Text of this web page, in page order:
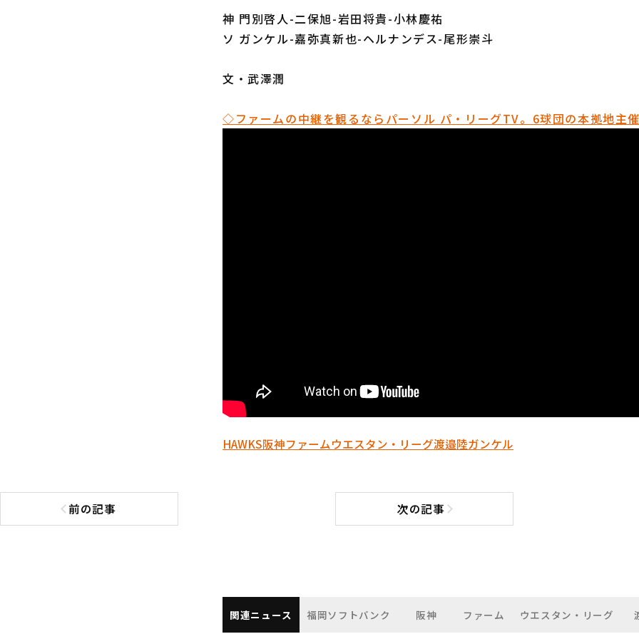
神 門別啓人-二保旭-岩田将貴-小林慶祐
ソ ガンケル-嘉弥真新也-ヘルナンデス-尾形崇斗
文・武澤潤
◇ファームの中継を観るならパーソル パ・リーグTV。6球団の本拠地主
HAWKS阪神ファームウエスタン・リーグ渡邉陸ガンケル
前の記事
前の記事へ 次の記事次の記事へ
関連ニュース 福岡ソフトバンク 阪神 ファーム ウエスタン・リーグ